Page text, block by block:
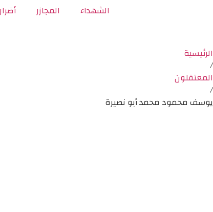
الشهداء المجازر
الرئيسية
/
المعتقلون
/
يوسف محمود محمد أبو نصيرة